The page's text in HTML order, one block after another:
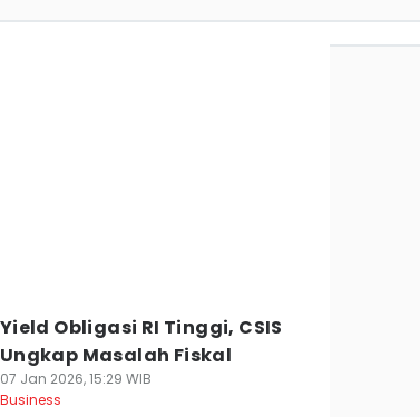
Yield Obligasi RI Tinggi, CSIS
Ungkap Masalah Fiskal
07 Jan 2026, 15:29 WIB
Business